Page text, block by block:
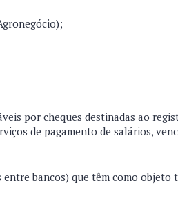
por cheques destinadas ao
de pagamento de salários,
bancos) que têm como